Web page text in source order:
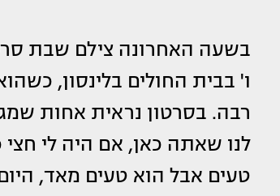
בשעה האחרונה צילם שבת
ו' בבית החולים בלינסון,
רבה. בסרטון נראית אחות
לנו שאתה כאן, אם היה לי
טעים אבל הוא טעים מאד,